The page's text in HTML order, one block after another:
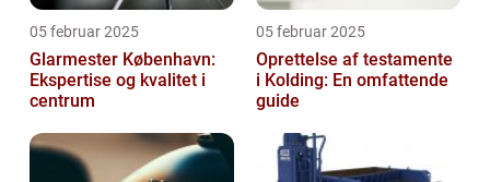
05 februar 2025
Glarmester København:
Ekspertise og kvalitet i
centrum
05 februar 2025
Oprettelse af testamente
i Kolding: En omfattende
guide